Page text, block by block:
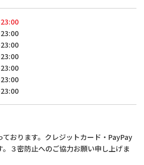
おります。クレジットカード・PayPay
３密防止へのご協力お願い申し上げま